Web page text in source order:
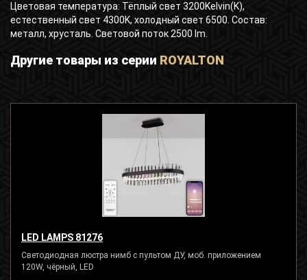
Цветовая температура: Тёплый свет 3200Kelvin(K),
естественный свет 4300K, холодный свет 6500. Состав:
металл, хрусталь. Световой поток 2500 lm.
Другие товары из серии ROYALTON
LED LAMPS 81276
Светодиодная люстра нимб с пультом ДУ, моб. приложением
120W, чёрный, LED